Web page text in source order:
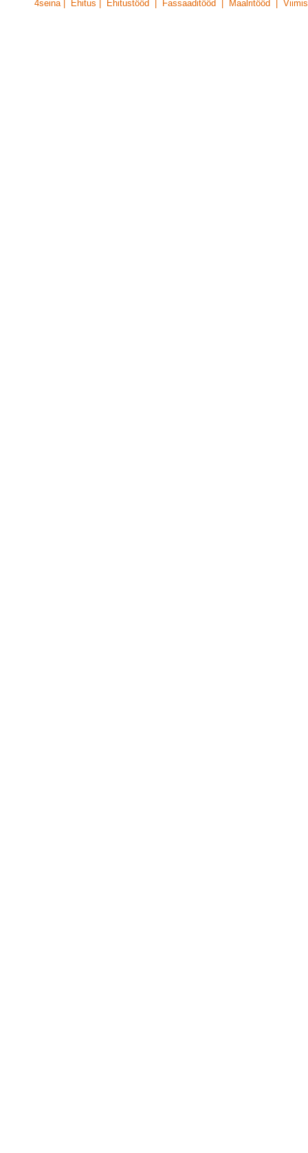
4seina | Ehitus | Ehitustööd | Fassaaditööd | Maalritööd |